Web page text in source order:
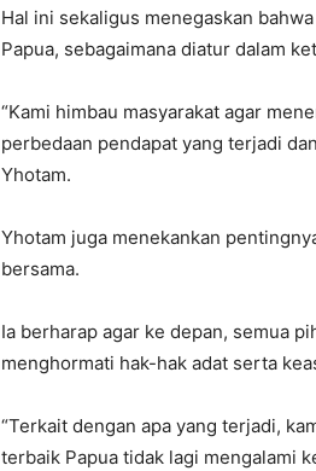
Hal ini sekaligus menegaskan
Papua, sebagaimana diatur dalam
“Kami himbau masyarakat agar
perbedaan pendapat yang terjadi
Yhotam.
Yhotam juga menekankan
bersama.
Ia berharap agar ke depan, semua
menghormati hak-hak adat serta
“Terkait dengan apa yang terjadi,
terbaik Papua tidak lagi mengalami